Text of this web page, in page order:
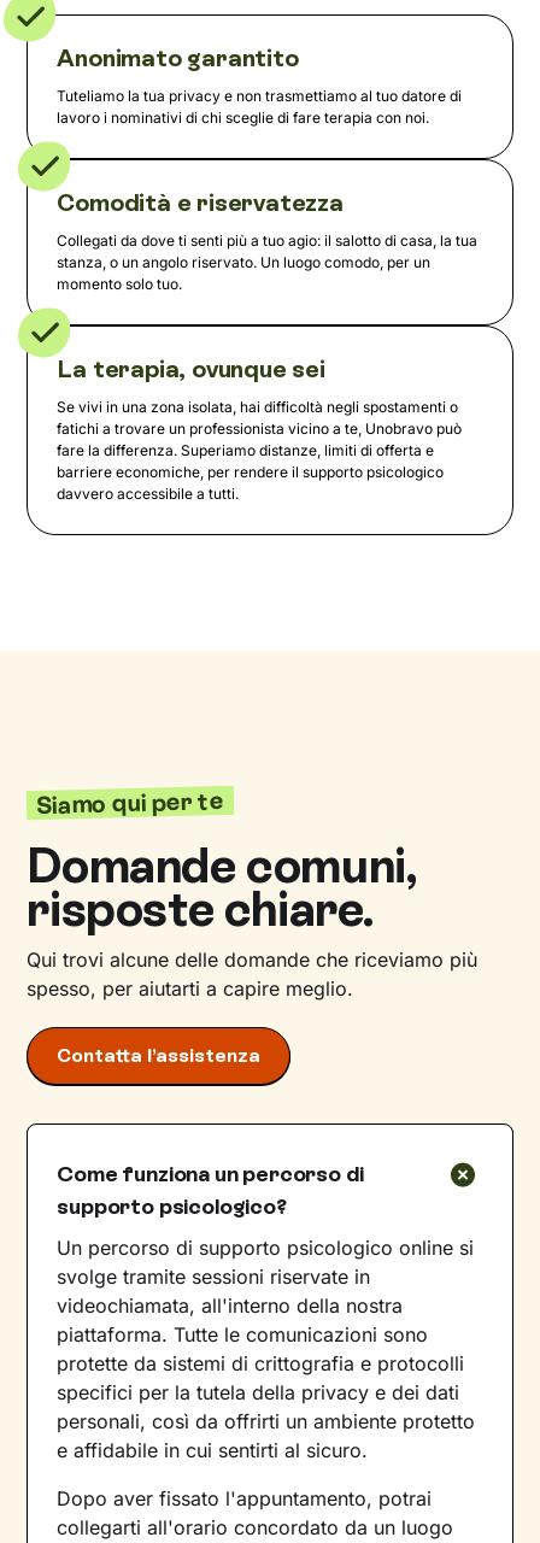
Anonimato garantito
Tuteliamo la tua privacy e non trasmettiamo al tuo datore di
lavoro i nominativi di chi sceglie di fare terapia con noi.
Comodità e riservatezza
Collegati da dove ti senti più a tuo agio: il salotto di casa, la tua
stanza, o un angolo riservato. Un luogo comodo, per un
momento solo tuo.
La terapia, ovunque sei
Se vivi in una zona isolata, hai difficoltà negli spostamenti o
fatichi a trovare un professionista vicino a te, Unobravo può
fare la differenza. Superiamo distanze, limiti di offerta e
barriere economiche, per rendere il supporto psicologico
davvero accessibile a tutti.
Siamo qui per te
Domande comuni,
risposte chiare.
Qui trovi alcune delle domande che riceviamo più
spesso, per aiutarti a capire meglio.
Contatta l’assistenza
Come funziona un percorso di
supporto psicologico?
Un percorso di supporto psicologico online si
svolge tramite sessioni riservate in
videochiamata, all'interno della nostra
piattaforma. Tutte le comunicazioni sono
protette da sistemi di crittografia e protocolli
specifici per la tutela della privacy e dei dati
personali, così da offrirti un ambiente protetto
e affidabile in cui sentirti al sicuro.
Dopo aver fissato l'appuntamento, potrai
collegarti all'orario concordato da un luogo